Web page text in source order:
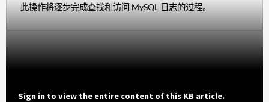
此操作将逐步完成查找和访问 MySQL 日志的过程。
Sign in to view the entire content of this KB article.